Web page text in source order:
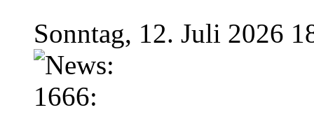
Sonntag, 12. Juli 2026